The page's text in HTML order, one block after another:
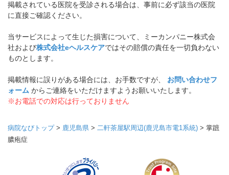
掲載されている医院を受診される場合は、事前に必ず該当の医院
に直接ご確認ください。
当サービスによって生じた損害について、ミーカンパニー株式会
社および株式会社eヘルスケアではその賠償の責任を一切負わない
ものとします。
掲載情報に誤りがある場合には、お手数ですが、 お問い合わせフ
ォーム からご連絡をいただけますようお願いいたします。
※お電話での対応は行っておりません
病院なびトップ> 鹿児島県 > 二軒茶屋駅周辺(鹿児島市電1系統) > 掌蹠
膿疱症